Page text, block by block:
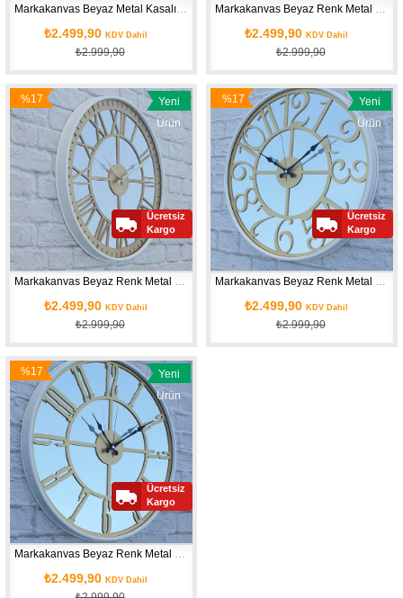
Markakanvas Beyaz Metal Kasalı Eski Dünya Haritalı Duvar Saati (Çap 50 cm - Çap 80 cm )
₺2.499,90 KDV Dahil
₺2.999,90
₺2.499,90 KDV Dahil
₺2.999,90
₺2.499,90 KDV Dahil
₺2.999,90
%17
İndirim
Ücretsiz
Kargo
Yeni
Ürün
₺2.499,90 KDV Dahil
₺2.999,90
%17
İndirim
Ücretsiz
Kargo
Yeni
Ürün
₺2.499,90 KDV Dahil
%17
İndirim
Ücretsiz
Kargo
Yeni
Ürün